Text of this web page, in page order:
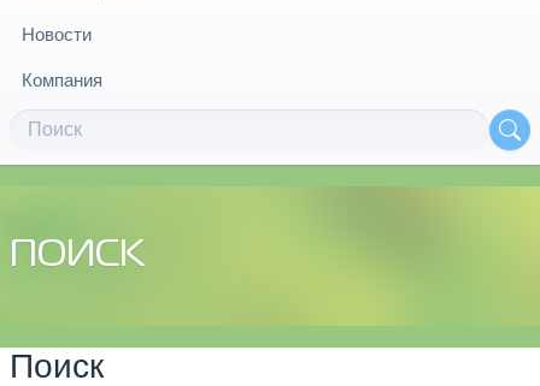
Новости
Компания
ПОИСК
Поиск